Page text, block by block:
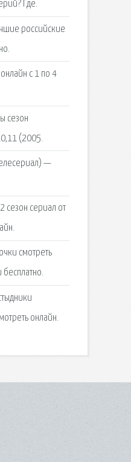
Где.
российские
с 1 по 4
сезон
(2005.
—
сезон сериал от
смотреть
бесплатно.
онлайн.